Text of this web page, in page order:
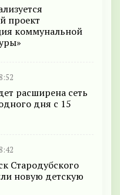
проект
коммунальной
расширена сеть
дня с 15
Стародубского
новую детскую